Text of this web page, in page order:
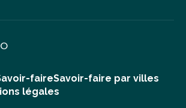
faireSavoir-faire par villes
légales